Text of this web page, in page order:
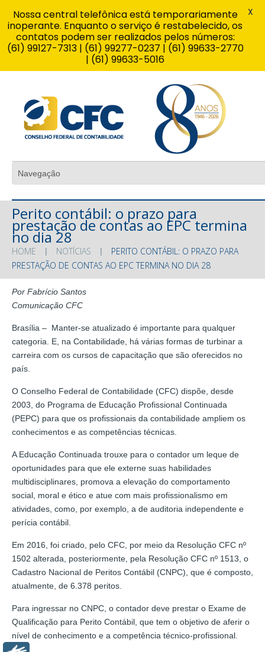
Perito contábil: o prazo para
prestação de contas ao EPC termina
no dia 28
HOME NOTÍCIAS
PERITO CONTÁBIL: O PRAZO PARA
PRESTAÇÃO DE CONTAS AO EPC TERMINA NO DIA 28
Por Fabrício Santos
Comunicação CFC
Brasília – Manter-se atualizado é importante para qualquer
categoria. E, na Contabilidade, há várias formas de turbinar a
carreira com os cursos de capacitação que são oferecidos no
país.
O Conselho Federal de Contabilidade (CFC) dispõe, desde
2003, do Programa de Educação Profissional Continuada
(PEPC) para que os profissionais da contabilidade ampliem os
conhecimentos e as competências técnicas.
A Educação Continuada trouxe para o contador um leque de
oportunidades para que ele externe suas habilidades
multidisciplinares, promova a elevação do comportamento
social, moral e ético e atue com mais profissionalismo em
atividades, como, por exemplo, a de auditoria independente e
perícia contábil.
Em 2016, foi criado, pelo CFC, por meio da Resolução CFC nº
1502 alterada, posteriormente, pela Resolução CFC nº 1513, o
Cadastro Nacional de Peritos Contábil (CNPC), que é composto,
atualmente, de 6.378 peritos.
Para ingressar no CNPC, o contador deve prestar o Exame de
Qualificação para Perito Contábil, que tem o objetivo de aferir o
nível de conhecimento e a competência técnico-profissional.
Nossa central telefônica está temporariamente
inoperante. Enquanto o serviço é restabelecido, os
contatos podem ser realizados pelos números:
(61) 99127-7313 | (61) 99277-0237 | (61) 99633-2770
| (61) 99633-5016
X